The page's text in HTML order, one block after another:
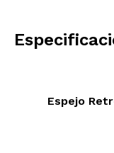
Espejo